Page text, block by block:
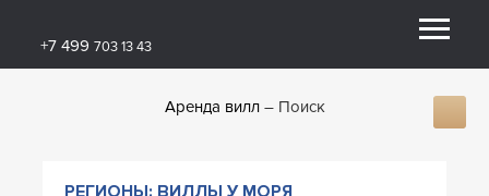
+7 499 703 13 43
Аренда вилл Поиск
РЕГИОНЫ: ВИЛЛЫ У МОРЯ